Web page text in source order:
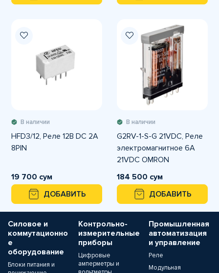
В наличии
HFD3/12, Реле 12В DC 2A
8PIN
19 700 сум
ДОБАВИТЬ
В наличии
G2RV-1-S-G 21VDC, Реле
электромагнитное 6A
21VDC OMRON
184 500 сум
ДОБАВИТЬ
Силовое и
коммутационно
е
оборудование
Блоки питания и
Контрольно-
измерительные
приборы
Цифровые
амперметры и
Промышленная
автоматизация
и управление
Реле
Модульная